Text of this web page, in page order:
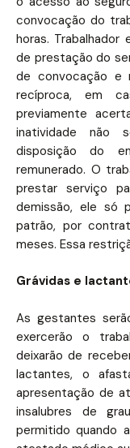
convocação do
horas.
de prestação do
de convocação e
recíproca, em
previamente
inatividade não
disposição do
remunerado. O
prestar serviço
demissão, ele só
patrão, por
meses. Essa
Grávidas e
As gestantes
exercerão o
deixarão de
lactantes, o
apresentação de
insalubres de
permitido quando